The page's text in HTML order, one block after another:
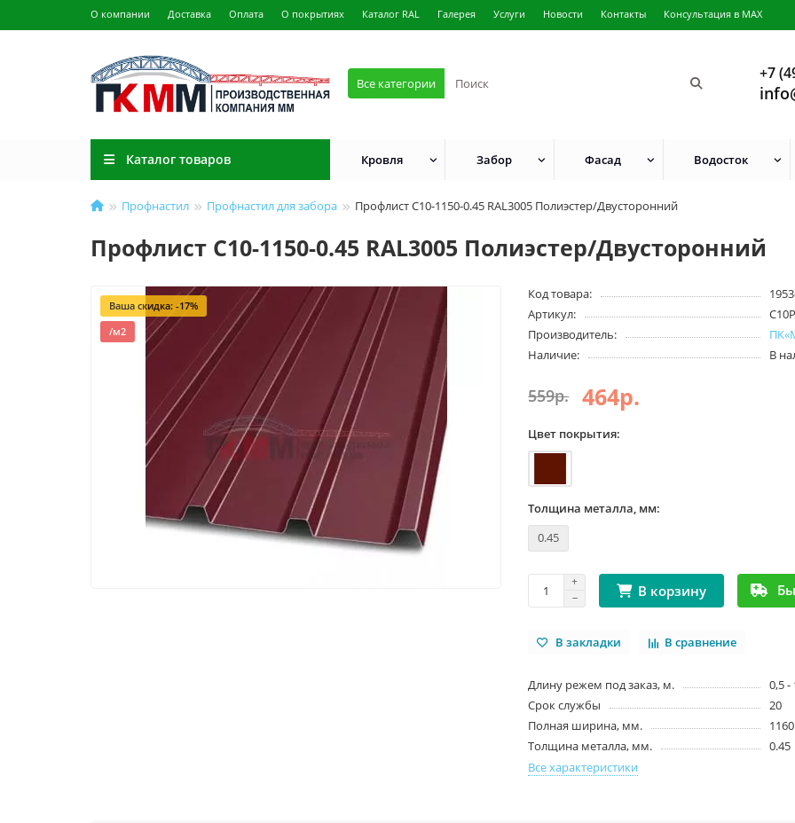
О компании Доставка Оплата О покрытиях Каталог RAL Галерея Услуги Новости Контакты Консультация в MAX
Все категории
+7
Каталог товаров Кровля Забор Фасад Водосток
Профнастил Профнастил для забора Профлист С10-1150-0.45 RAL3005 Полиэстер/Двусторонний
Профлист С10-1150-0.45 RAL3005 Полиэстер/Двусторонний
Ваша скидка: -17%
/м2
Код товара:
Артикул:
Производитель:
Наличие:
В
559р. 464р.
Цвет покрытия:
Толщина металла, мм:
0.45
В корзину
В закладки В сравнение
Длину режем под заказ, м.
0,5 -
Срок службы
20
Полная ширина, мм.
1160
Толщина металла, мм.
0.45
Все характеристики